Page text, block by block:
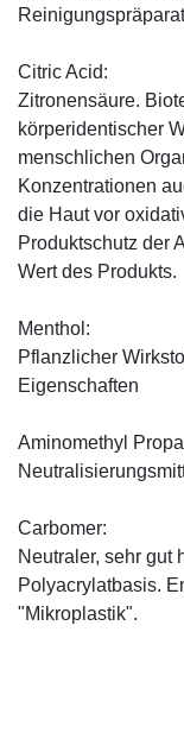
Citric Acid:
Zitronensäure.
körperidentischer
menschlichen
Konzentrationen
die Haut vor
Produktschutz der
Wert des Produkts.
Menthol:
Pflanzlicher
Eigenschaften
Aminomethyl
Carbomer:
Neutraler, sehr gut
Polyacrylatbasis.
"Mikroplastik".